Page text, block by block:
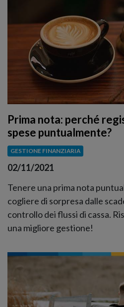
Prima nota: perché
spese puntualmente?
GESTIONE FINANZIARIA
02/11/2021
Tenere una prima nota
cogliere di sorpresa dalle
controllo dei flussi di cassa.
una migliore gestione!